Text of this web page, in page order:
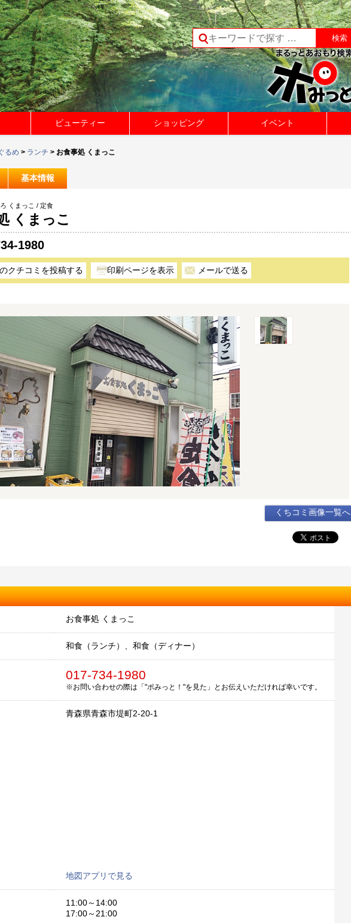
ビューティー ショッピング イベント
るめ > ランチ > お食事処 くまっこ
基本情報
くまっこ / 定食
くまっこ
1980
クチコミを投稿する メールで送る
くちコミ画像一覧へ
お食事処 くまっこ
和食（ランチ）、和食（ディナー）
017-734-1980
※お問い合わせの際は「"ポみっと！"を見た」とお伝えいただければ幸いです。
青森県青森市堤町2-20-1
地図アプリで見る
11:00～14:00
17:00～21:00